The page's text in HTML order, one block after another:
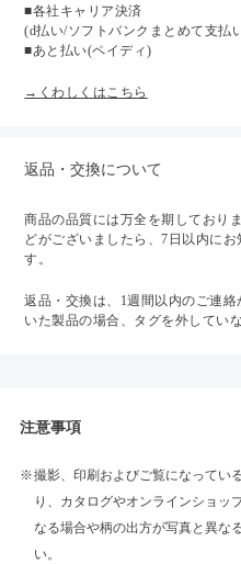
■各社キャリア決済
(d払い/ソフトバンクまとめて支払
■あと払い(ペイディ)
→くわしくはこちら
返品・交換について
商品の品質には万全を期しており
どがございましたら、7日以内に
す。
返品・交換は、1週間以内のご連
いた製品の場合、タグを外してい
注意事項
撮影、印刷およびご覧になってい
り、カタログやオンラインショッ
なる場合や柄の出方が写真と異な
い。